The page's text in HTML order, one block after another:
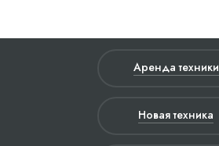
Аренда техники
Новая техника